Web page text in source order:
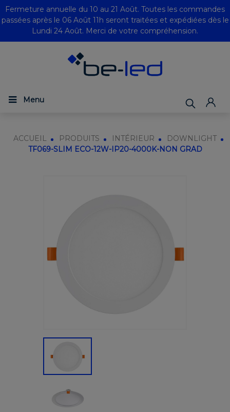
Fermeture annuelle du 10 au 21 Août. Toutes les commandes
passées après le 06 Août 11h seront traitées et expédiées dès le
Lundi 24 Août. Merci de votre compréhension.
Menu
ACCUEIL PRODUITS INTÉRIEUR
DOWNLIGHT
TF069-SLIM ECO-12W-IP20-4000K-NON GRAD